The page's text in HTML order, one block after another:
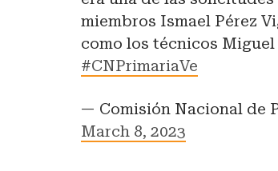
miembros Ismael Pérez
como los técnicos Miguel
#CNPrimariaVe
— Comisión Nacional de
March 8, 2023